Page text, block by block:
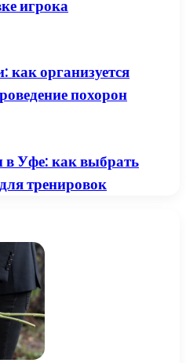
игрока
как организуется
похорон
Уфе: как выбрать
тренировок